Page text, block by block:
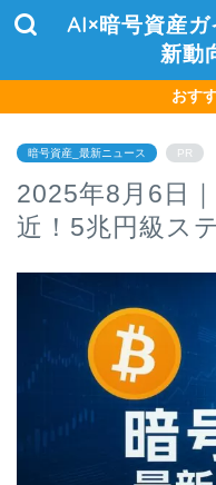
AI×暗号資産
新動
おす
暗号資産_最新ニュース PR
2025年8月6日
近！5兆円級ス